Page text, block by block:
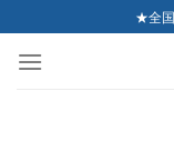
to
content
★全